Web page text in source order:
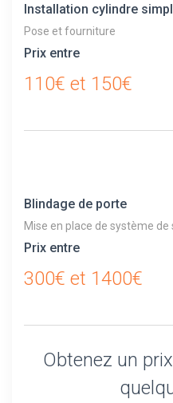
Installation cylindre
Pose et fourniture
Prix entre
110€ et 150€
Blindage de porte
Mise en place de système de
Prix entre
300€ et 1400€
Obtenez un